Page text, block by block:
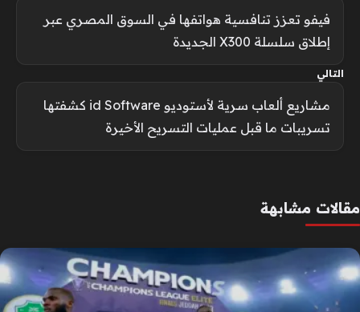
فيفو تعزز تنافسية هواتفها في السوق المصري عبر
إطلاق سلسلة X300 الجديدة
التالي
مشاريع ألعاب سرية لأستوديو id Software كشفتها
تسريبات ما قبل عمليات التسريح الأخيرة
مقالات مشابهة